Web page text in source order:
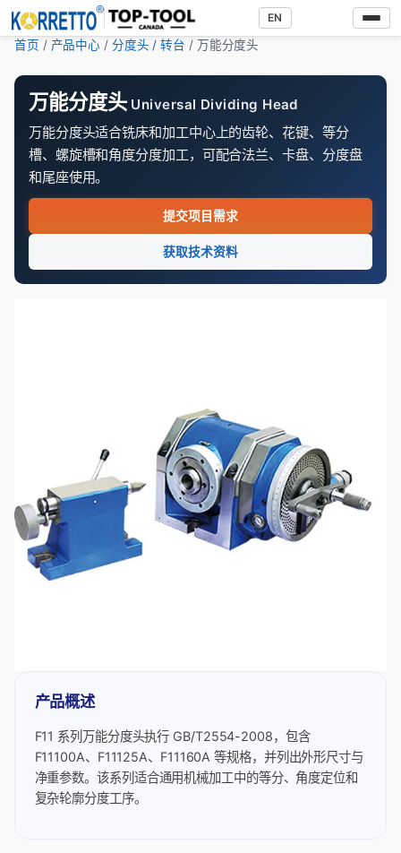
EN
首页 / 产品中心 / 分度头 / 转台 / 万能分度头
万能分度头 Universal Dividing Head
万能分度头适合铣床和加工中心上的齿轮、花键、等分
槽、螺旋槽和角度分度加工，可配合法兰、卡盘、分度盘
和尾座使用。
提交项目需求
获取技术资料
产品概述
F11 系列万能分度头执行 GB/T2554-2008，包含
F11100A、F11125A、F11160A 等规格，并列出外形尺寸与
净重参数。该系列适合通用机械加工中的等分、角度定位和
复杂轮廓分度工序。